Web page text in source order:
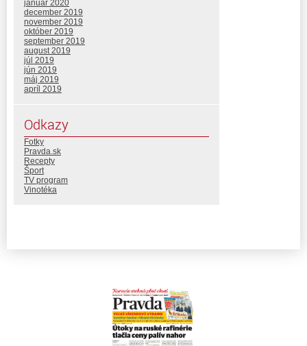
január 2020
december 2019
november 2019
október 2019
september 2019
august 2019
júl 2019
jún 2019
máj 2019
apríl 2019
Odkazy
Fotky
Pravda.sk
Recepty
Šport
TV program
Vinotéka